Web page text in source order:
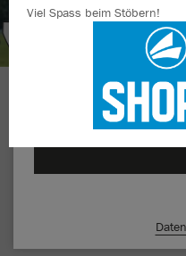
Herzlich
Viel Spass beim Stöbern!
Wir verwenden Cookies
Durch die Analyse der
Inhalte anzeigen und
zu den Cookies findest Du